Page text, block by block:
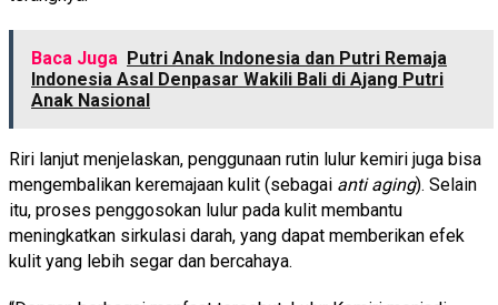
Baca Juga Putri Anak Indonesia dan Putri Remaja
Indonesia Asal Denpasar Wakili Bali di Ajang Putri
Anak Nasional
Riri lanjut menjelaskan, penggunaan rutin lulur kemiri juga bisa
mengembalikan keremajaan kulit (sebagai anti aging). Selain
itu, proses penggosokan lulur pada kulit membantu
meningkatkan sirkulasi darah, yang dapat memberikan efek
kulit yang lebih segar dan bercahaya.